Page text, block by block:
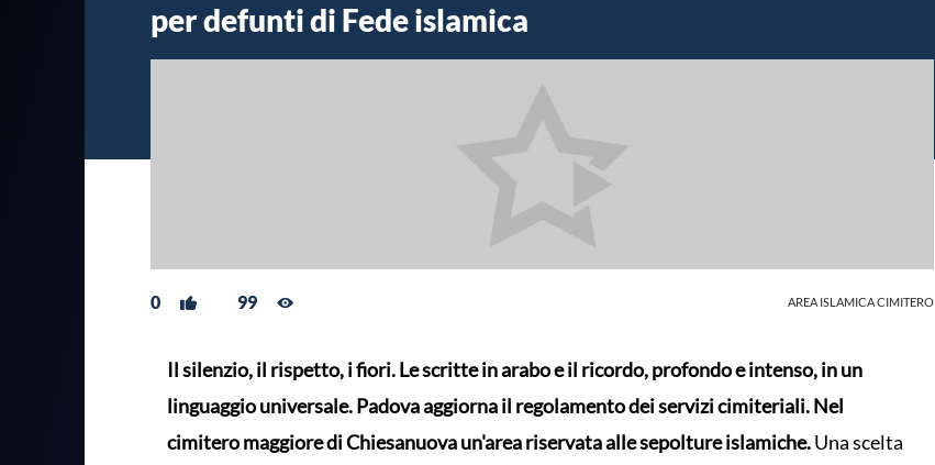
per defunti di Fede islamica
0 99 AREA ISLAMICA CIMITERO
Il silenzio, il rispetto, i fiori. Le scritte in arabo e il ricordo, profondo e intenso, in un
linguaggio universale. Padova aggiorna il regolamento dei servizi cimiteriali. Nel
cimitero maggiore di Chiesanuova un'area riservata alle sepolture islamiche.Una scelta